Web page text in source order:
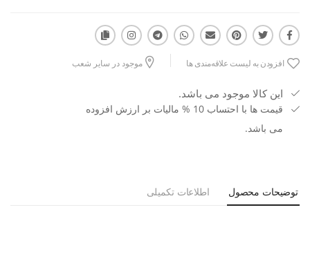
افزودن به لیست علاقه‌مندی ها موجود در سایر شعب
این کالا موجود می باشد.
قیمت ها با احتساب 10 % مالیات بر ارزش افزوده
می باشد.
توضیحات محصول اطلاعات تکمیلی